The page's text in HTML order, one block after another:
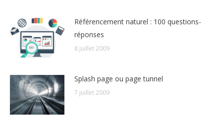
Référencement naturel : 100 questions-
réponses
8 juillet 2009
Splash page ou page tunnel
7 juillet 2009